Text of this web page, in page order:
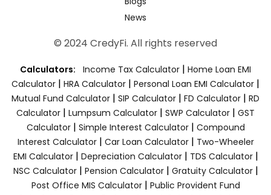
News
© 2024 CredyFi. All rights reserved
Calculators: Income Tax Calculator | Home Loan EMI
Calculator | HRA Calculator | Personal Loan EMI Calculator |
Mutual Fund Calculator | SIP Calculator | FD Calculator | RD
Calculator | Lumpsum Calculator | SWP Calculator | GST
Calculator| Simple Interest Calculator| Compound
Interest Calculator| Car Loan Calculator| Two-Wheeler
EMI Calculator| Depreciation Calculator| TDS Calculator|
NSC Calculator| Pension Calculator| Gratuity Calculator|
Post Office MIS Calculator| Public Provident Fund